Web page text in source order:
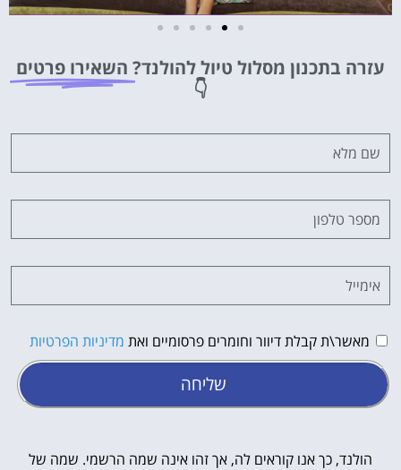
מציאת מלון
לחצו
עזרה בתכנון מסלול טיול להולנד? השאירו פרטים
👇
מאשר\ת קבלת דיוור וחומרים פרסומיים ואת מדיניות הפרטיות
שליחה
הולנד, כך אנו קוראים לה, אך זהו אינה שמה הרשמי. שמה של